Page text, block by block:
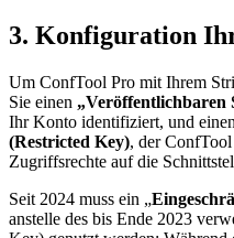
3. Konfiguration
Um ConfTool Pro mit Ihrem
Sie einen „Veröffentlichbaren
Ihr Konto identifiziert, und einen
(Restricted Key), der
Zugriffsrechte auf die
Seit 2024 muss ein „
anstelle des bis Ende 2023